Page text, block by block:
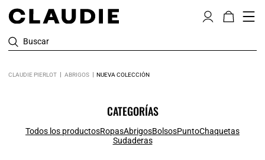
Buscar
CLAUDIE PIERLOT ABRIGOS NUEVA COLECCIÓN
CATEGORÍAS
Todos los productosRopasAbrigosBolsosPuntoChaquetas
Sudaderas